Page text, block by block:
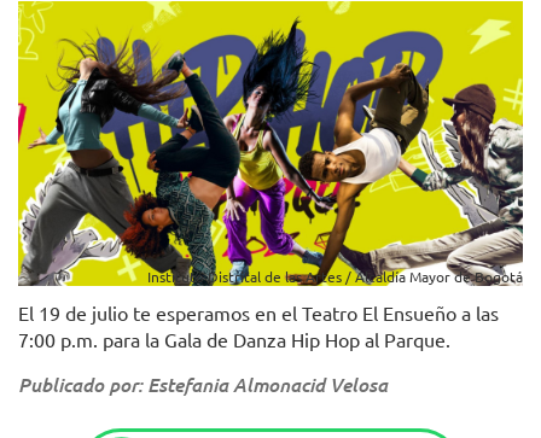
Instituto Distrital de las Artes / Alcaldía Mayor de Bogotá
El 19 de julio te esperamos en el Teatro El Ensueño a las
7:00 p.m. para la Gala de Danza Hip Hop al Parque.
Publicado por: Estefania Almonacid Velosa